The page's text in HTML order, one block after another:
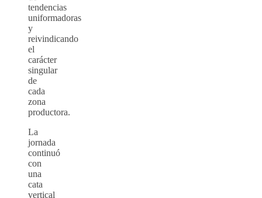
tendencias
uniformadoras
y
reivindicando
el
carácter
singular
de
cada
zona
productora.
La
jornada
continuó
con
una
cata
vertical